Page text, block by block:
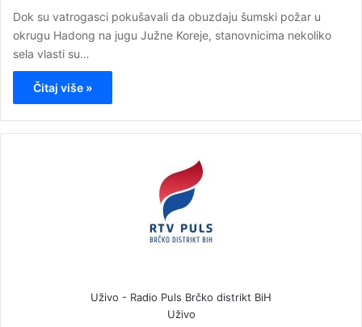
Dok su vatrogasci pokušavali da obuzdaju šumski požar u
okrugu Hadong na jugu Južne Koreje, stanovnicima nekoliko
sela vlasti su…
Čitaj više »
Uživo - Radio Puls Brčko distrikt BiH
Uživo